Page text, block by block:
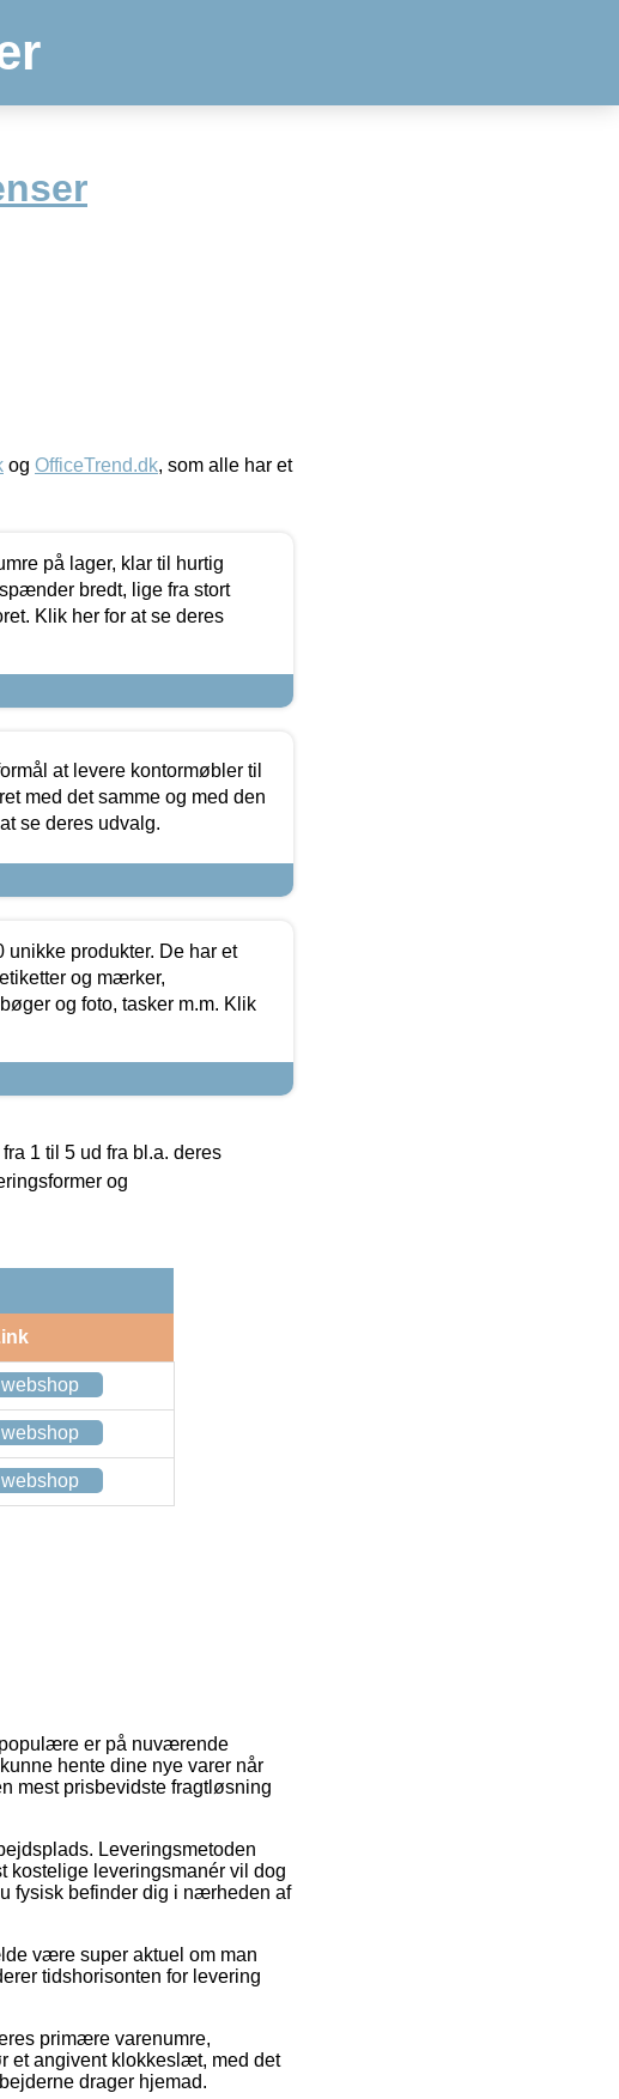
og OfficeTrend.dk, som alle har et
på lager, klar til hurtig
bredt, lige fra stort
Klik her for at se deres
at levere kontormøbler til
med det samme og med den
se deres udvalg.
unikke produkter. De har et
og mærker,
og foto, tasker m.m. Klik
1 til 5 ud fra bl.a. deres
og
populære er på nuværende
hente dine nye varer når
mest prisbevidste fragtløsning
Leveringsmetoden
kostelige leveringsmanér vil dog
fysisk befinder dig i nærheden af
være super aktuel om man
tidshorisonten for levering
primære varenumre,
et angivent klokkeslæt, med det
drager hjemad.